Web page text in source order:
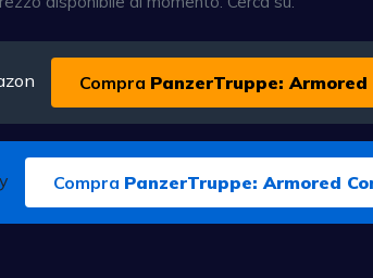
Compra PanzerTruppe:
Compra PanzerTruppe: Armored